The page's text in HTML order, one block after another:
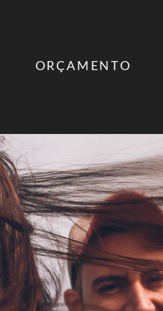
ORÇAMENTO